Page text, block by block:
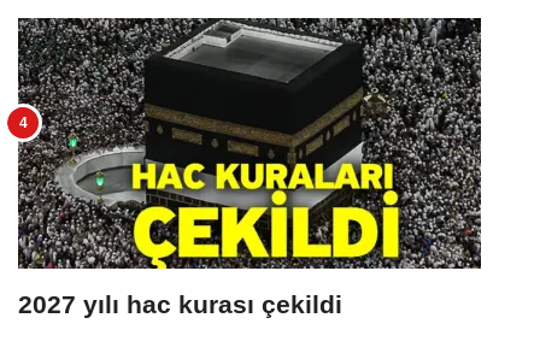
2027 yılı hac kurası çekildi